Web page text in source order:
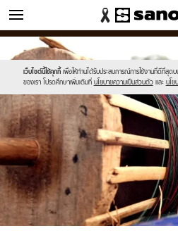
ข่าว
เว็บไซต์นี้ใช้คุกกี้ เพื่อให้ท่านได้รับประสบการณ์การใช้งานที่ดีที่สุดบ
ของเรา โปรดศึกษาเพิ่มเติมที่ นโยบายความเป็นส่วนตัว และ นโย
Sanook
//s.isanook.com/sr/0/images/logo-
new-
sanook.png
//s.isanook.com/ns/0/ud/1750/